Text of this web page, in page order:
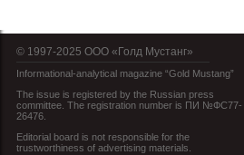
© 1997-2025 OOO «Голд Мустанг»
Informational-analytical magazine “Gold Mustang”
The issue is registered by the Russian press
committee. The registration number is ПИ №ФС77-
26476.
Editorial board is not responsible for the
trustworthiness of advertising materials.